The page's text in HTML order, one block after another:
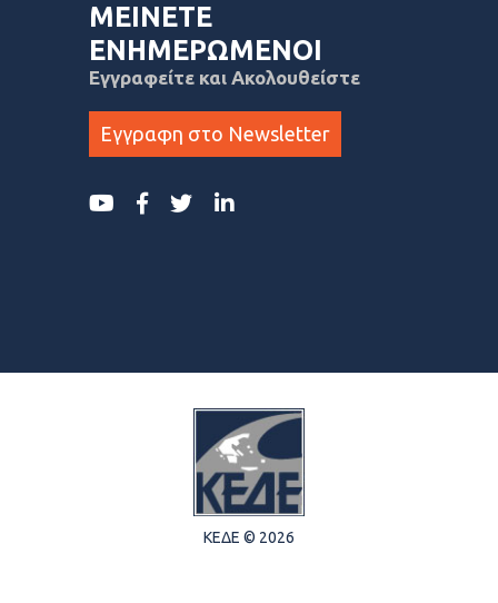
ΜΕΙΝΕΤΕ
ΕΝΗΜΕΡΩΜΕΝΟΙ
Εγγραφείτε και Ακολουθείστε
Εγγραφη στο Newsletter
ΚΕΔΕ © 2026